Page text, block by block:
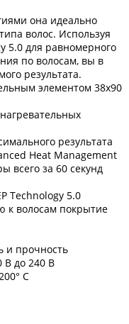
она идеально
волос. Используя
5.0 для равномерного
по волосам, вы в
результата.
элементом 38х90
результата
Heat Management
всего за 60 секунд
Technology 5.0
к волосам покрытие
и прочность
В до 240 В
С